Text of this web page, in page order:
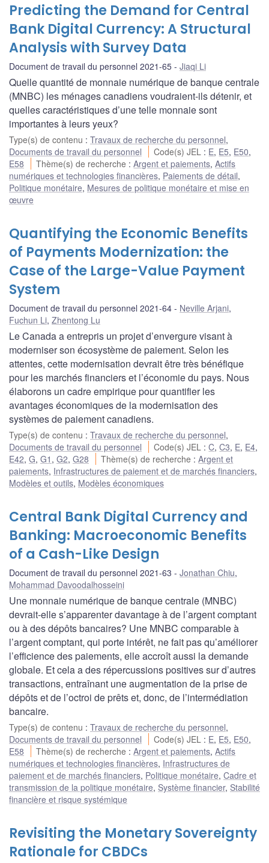
Predicting the Demand for Central
Bank Digital Currency: A Structural
Analysis with Survey Data
Document de travail du personnel 2021-65 Jiaqi Li
Quelle quantité de monnaie numérique de banque centrale
(MNBC) les ménages canadiens voudraient-ils détenir, et
quelles caractéristiques d’une telle monnaie sont
importantes à leurs yeux?
Type(s) de contenu : Travaux de recherche du personnel,
Documents de travail du personnel
Code(s) JEL : E, E5, E50,
E58
Thème(s) de recherche :Argent et paiements,Actifs
numériques et technologies financières, Paiements de détail,
Politique monétaire, Mesures de politique monétaire et mise en
œuvre
Quantifying the Economic Benefits
of Payments Modernization: the
Case of the Large-Value Payment
System
Document de travail du personnel 2021-64 Neville Arjani,
Fuchun Li, Zhentong Lu
Le Canada a entrepris un projet d’envergure visant à
moderniser son écosystème de paiement. Selon les
attentes, cette modernisation devrait être très bénéfique
pour les marchés financiers et l’économie du pays. Nous
élaborons un cadre empirique pour quantifier les
avantages économiques de la modernisation des
systèmes de paiement canadiens.
Type(s) de contenu : Travaux de recherche du personnel,
Documents de travail du personnel
Code(s) JEL :C,C3, E, E4,
E42, G, G1 , G2, G28 Thème(s) de recherche :Argent et
paiements, Infrastructures de paiement et de marchés financiers,
Modèles et outils, Modèles économiques
Central Bank Digital Currency and
Banking: Macroeconomic Benefits
of a Cash-Like Design
Document de travail du personnel 2021-63 Jonathan Chiu,
Mohammad Davoodalhosseini
Une monnaie numérique de banque centrale (MNBC)
devrait-elle s’apparenter davantage à de l’argent comptant
ou à des dépôts bancaires? Une MNBC comparable à
l’argent comptant, qui porte intérêt, ne fait pas qu’améliorer
l’efficience des paiements, elle accroît aussi la demande
globale. Et cela a des répercussions positives sur d’autres
transactions, entraînant une augmentation de la prise de
dépôts et de l’octroi de prêts et, donc, de l’intermédiation
bancaire.
Type(s) de contenu : Travaux de recherche du personnel,
Documents de travail du personnel
Code(s) JEL : E, E5, E50,
E58
Thème(s) de recherche :Argent et paiements,Actifs
numériques et technologies financières, Infrastructures de
paiement et de marchés financiers, Politique monétaire, Cadre et
transmission de la politique monétaire, Système financier, Stabilité
financière et risque systémique
Revisiting the Monetary Sovereignty
Rationale for CBDCs